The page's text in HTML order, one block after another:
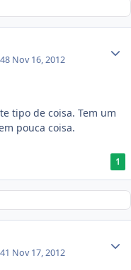
Nov 16, 2012
tipo de coisa. Tem um
pouca coisa.
1
Nov 17, 2012